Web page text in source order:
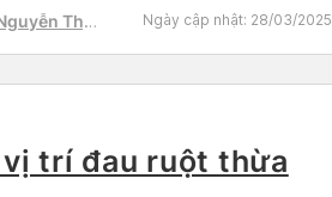
Viêm ruột thừa cấp là tình […]
Thị
Ngày cập nhật: 28/03/2025
trí đau ruột thừa